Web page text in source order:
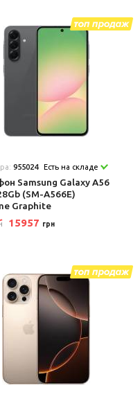
955024 Есть на складе
Samsung Galaxy A56
(SM-A566E)
Graphite
15957 грн